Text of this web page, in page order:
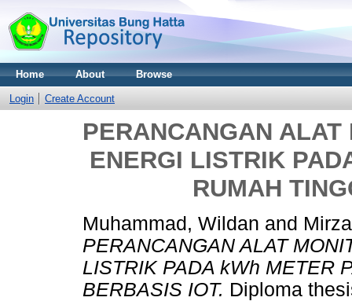
Home About Browse
Login Create Account
PERANCANGAN
ENERGI LISTRIK
RUMAH
Muhammad, Wildan and
PERANCANGAN ALAT
LISTRIK PADA kWh METER
BERBASIS IOT. Diploma